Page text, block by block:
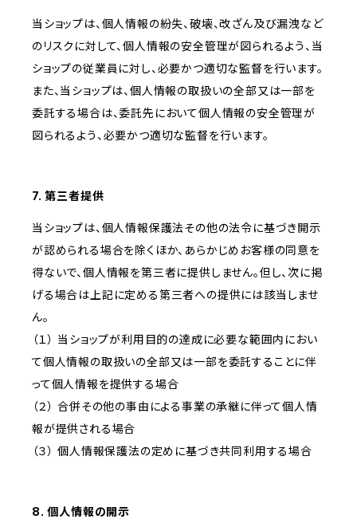
当ショップは、個人情報の紛失、破壊、改ざん及び漏洩など
のリスクに対して、個人情報の安全管理が図られるよう、当
ショップの従業員に対し、必要かつ適切な監督を行います。
また、当ショップは、個人情報の取扱いの全部又は一部を
委託する場合は、委託先において個人情報の安全管理が
図られるよう、必要かつ適切な監督を行います。
7. 第三者提供
当ショップは、個人情報保護法その他の法令に基づき開示
が認められる場合を除くほか、あらかじめお客様の同意を
得ないで、個人情報を第三者に提供しません。但し、次に掲
げる場合は上記に定める第三者への提供には該当しませ
ん。
（１） 当ショップが利用目的の達成に必要な範囲内におい
て個人情報の取扱いの全部又は一部を委託することに伴
って個人情報を提供する場合
（２） 合併その他の事由による事業の承継に伴って個人情
報が提供される場合
（３） 個人情報保護法の定めに基づき共同利用する場合
8. 個人情報の開示